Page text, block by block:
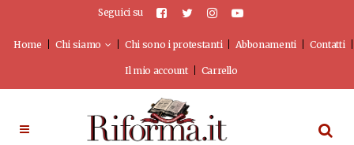
Seguici su
Home Chi siamo Chi sono i protestanti Abbonamenti Contatti
Il mio account Carrello